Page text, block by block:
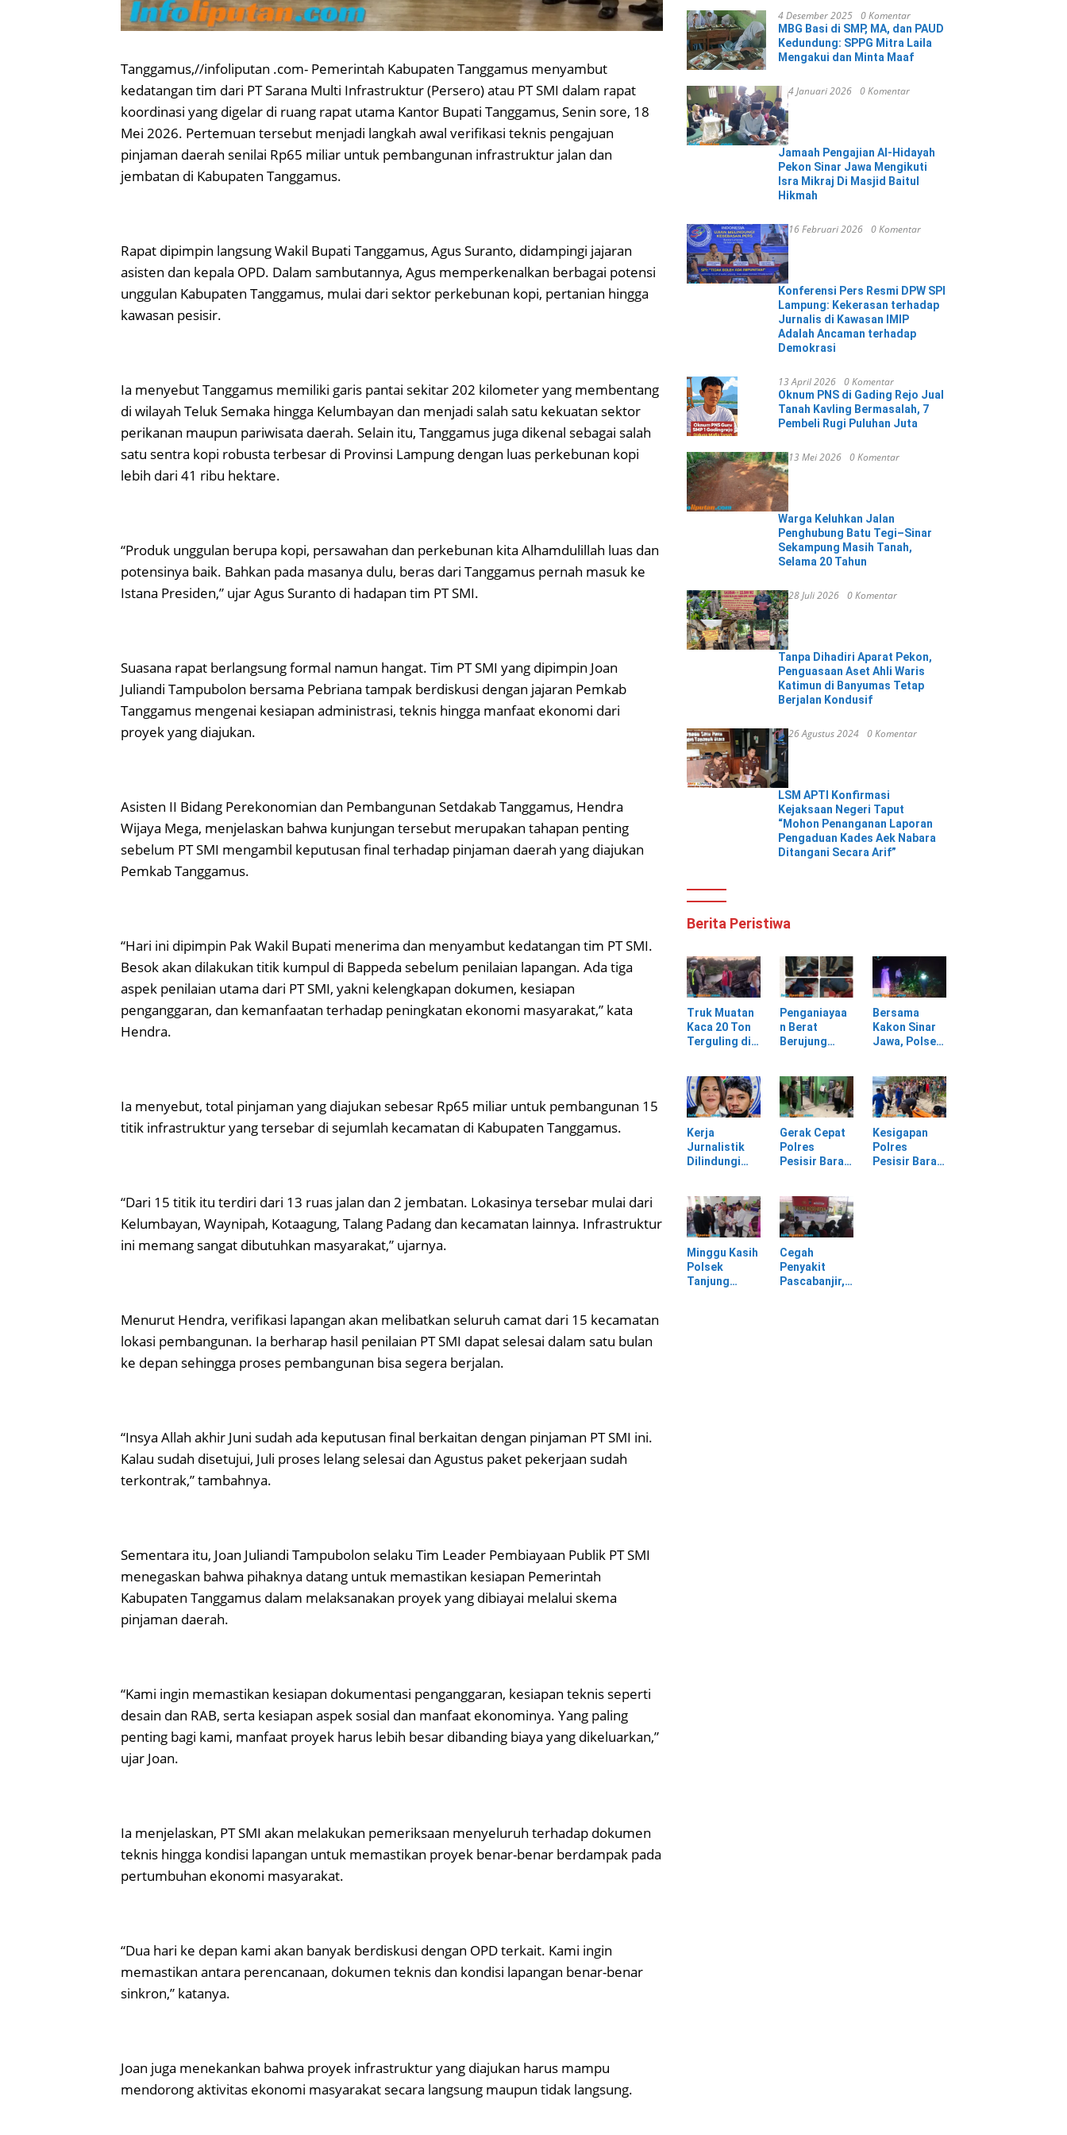
Tanggamus,//infoliputan .com- Pemerintah Kabupaten Tanggamus menyambut
kedatangan tim dari PT Sarana Multi Infrastruktur (Persero) atau PT SMI dalam rapat
koordinasi yang digelar di ruang rapat utama Kantor Bupati Tanggamus, Senin sore, 18
Mei 2026. Pertemuan tersebut menjadi langkah awal verifikasi teknis pengajuan
pinjaman daerah senilai Rp65 miliar untuk pembangunan infrastruktur jalan dan
jembatan di Kabupaten Tanggamus.
Rapat dipimpin langsung Wakil Bupati Tanggamus, Agus Suranto, didampingi jajaran
asisten dan kepala OPD. Dalam sambutannya, Agus memperkenalkan berbagai potensi
unggulan Kabupaten Tanggamus, mulai dari sektor perkebunan kopi, pertanian hingga
kawasan pesisir.
Ia menyebut Tanggamus memiliki garis pantai sekitar 202 kilometer yang membentang
di wilayah Teluk Semaka hingga Kelumbayan dan menjadi salah satu kekuatan sektor
perikanan maupun pariwisata daerah. Selain itu, Tanggamus juga dikenal sebagai salah
satu sentra kopi robusta terbesar di Provinsi Lampung dengan luas perkebunan kopi
lebih dari 41 ribu hektare.
“Produk unggulan berupa kopi, persawahan dan perkebunan kita Alhamdulillah luas dan
potensinya baik. Bahkan pada masanya dulu, beras dari Tanggamus pernah masuk ke
Istana Presiden,” ujar Agus Suranto di hadapan tim PT SMI.
Suasana rapat berlangsung formal namun hangat. Tim PT SMI yang dipimpin Joan
Juliandi Tampubolon bersama Pebriana tampak berdiskusi dengan jajaran Pemkab
Tanggamus mengenai kesiapan administrasi, teknis hingga manfaat ekonomi dari
proyek yang diajukan.
Asisten II Bidang Perekonomian dan Pembangunan Setdakab Tanggamus, Hendra
Wijaya Mega, menjelaskan bahwa kunjungan tersebut merupakan tahapan penting
sebelum PT SMI mengambil keputusan final terhadap pinjaman daerah yang diajukan
Pemkab Tanggamus.
“Hari ini dipimpin Pak Wakil Bupati menerima dan menyambut kedatangan tim PT SMI.
Besok akan dilakukan titik kumpul di Bappeda sebelum penilaian lapangan. Ada tiga
aspek penilaian utama dari PT SMI, yakni kelengkapan dokumen, kesiapan
penganggaran, dan kemanfaatan terhadap peningkatan ekonomi masyarakat,” kata
Hendra.
Ia menyebut, total pinjaman yang diajukan sebesar Rp65 miliar untuk pembangunan 15
titik infrastruktur yang tersebar di sejumlah kecamatan di Kabupaten Tanggamus.
“Dari 15 titik itu terdiri dari 13 ruas jalan dan 2 jembatan. Lokasinya tersebar mulai dari
Kelumbayan, Waynipah, Kotaagung, Talang Padang dan kecamatan lainnya. Infrastruktur
ini memang sangat dibutuhkan masyarakat,” ujarnya.
Menurut Hendra, verifikasi lapangan akan melibatkan seluruh camat dari 15 kecamatan
lokasi pembangunan. Ia berharap hasil penilaian PT SMI dapat selesai dalam satu bulan
ke depan sehingga proses pembangunan bisa segera berjalan.
“Insya Allah akhir Juni sudah ada keputusan final berkaitan dengan pinjaman PT SMI ini.
Kalau sudah disetujui, Juli proses lelang selesai dan Agustus paket pekerjaan sudah
terkontrak,” tambahnya.
Sementara itu, Joan Juliandi Tampubolon selaku Tim Leader Pembiayaan Publik PT SMI
menegaskan bahwa pihaknya datang untuk memastikan kesiapan Pemerintah
Kabupaten Tanggamus dalam melaksanakan proyek yang dibiayai melalui skema
pinjaman daerah.
“Kami ingin memastikan kesiapan dokumentasi penganggaran, kesiapan teknis seperti
desain dan RAB, serta kesiapan aspek sosial dan manfaat ekonominya. Yang paling
penting bagi kami, manfaat proyek harus lebih besar dibanding biaya yang dikeluarkan,”
ujar Joan.
Ia menjelaskan, PT SMI akan melakukan pemeriksaan menyeluruh terhadap dokumen
teknis hingga kondisi lapangan untuk memastikan proyek benar-benar berdampak pada
pertumbuhan ekonomi masyarakat.
“Dua hari ke depan kami akan banyak berdiskusi dengan OPD terkait. Kami ingin
memastikan antara perencanaan, dokumen teknis dan kondisi lapangan benar-benar
sinkron,” katanya.
Joan juga menekankan bahwa proyek infrastruktur yang diajukan harus mampu
mendorong aktivitas ekonomi masyarakat secara langsung maupun tidak langsung.
4 Desember 2025 0 Komentar
MBG Basi di SMP, MA, dan PAUD
Kedundung: SPPG Mitra Laila
Mengakui dan Minta Maaf
4 Januari 2026 0 Komentar
Jamaah Pengajian Al-Hidayah
Pekon Sinar Jawa Mengikuti
Isra Mikraj Di Masjid Baitul
Hikmah
16 Februari 2026 0 Komentar
Konferensi Pers Resmi DPW SPI
Lampung: Kekerasan terhadap
Jurnalis di Kawasan IMIP
Adalah Ancaman terhadap
Demokrasi
13 April 2026 0 Komentar
Oknum PNS di Gading Rejo Jual
Tanah Kavling Bermasalah, 7
Pembeli Rugi Puluhan Juta
13 Mei 2026 0 Komentar
Warga Keluhkan Jalan
Penghubung Batu Tegi–Sinar
Sekampung Masih Tanah,
Selama 20 Tahun
28 Juli 2026 0 Komentar
Tanpa Dihadiri Aparat Pekon,
Penguasaan Aset Ahli Waris
Katimun di Banyumas Tetap
Berjalan Kondusif
26 Agustus 2024 0 Komentar
LSM APTI Konfirmasi
Kejaksaan Negeri Taput
“Mohon Penanganan Laporan
Pengaduan Kades Aek Nabara
Ditangani Secara Arif”
Berita Peristiwa
Truk Muatan
Kaca 20 Ton
Terguling di
Kali
Bambang,
Pesisir Barat
Penganiayaa
n Berat
Berujung
Lingga Tewas
di Rumah
Sendiri
Bersama
Kakon Sinar
Jawa, Polsek
Gerak Cepat
Evakuasi
Material
Longsor
Kerja
Jurnalistik
Dilindungi
Kekerasan di
Kawasan PT
IMIP
Gerak Cepat
Polres
Pesisir Barat
Kekerasan
Dalam Rumah
Tangga di
Pasar Kota
Krui
Kesigapan
Polres
Pesisir Barat
Minggu Kasih
Polsek
Tanjung
Cegah
Penyakit
Pascabanjir,